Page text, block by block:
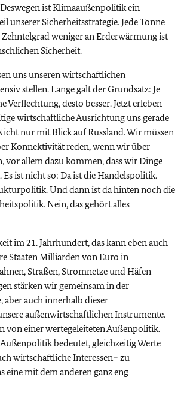
ist Klimaaußenpolitik ein
unserer Sicherheitsstrategie. Jede Tonne
Zehntelgrad weniger an Erderwärmung ist
Sicherheit.
uns unseren wirtschaftlichen
stellen. Lange galt der Grundsatz: Je
Verflechtung, desto besser. Jetzt erleben
wirtschaftliche Ausrichtung uns gerade
nur mit Blick auf Russland. Wir müssen
Konnektivität reden, wenn wir über
vor allem dazu kommen, dass wir Dinge
ist nicht so: Da ist die Handelspolitik.
Und dann ist da hinten noch die
Nein, das gehört alles
im 21. Jahrhundert, das kann eben auch
Staaten Milliarden von Euro in
Straßen, Stromnetze und Häfen
stärken wir gemeinsam in der
aber auch innerhalb dieser
außenwirtschaftlichen Instrumente.
von einer wertegeleiteten Außenpolitik.
bedeutet, gleichzeitig Werte
wirtschaftliche Interessen– zu
eine mit dem anderen ganz eng